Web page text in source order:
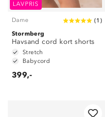
LAVPRIS
Dame (1 )
Stormberg
Havsand cord kort shorts
Stretch
Babycord
399,-